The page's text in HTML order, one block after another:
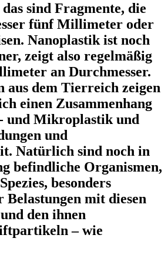
sind Fragmente, die
fünf Millimeter oder
Nanoplastik ist noch
zeigt also regelmäßig
an Durchmesser.
aus dem Tierreich zeigen
einen Zusammenhang
und Mikroplastik und
und
Natürlich sind noch in
befindliche Organismen,
besonders
mit diesen
den ihnen
– wie